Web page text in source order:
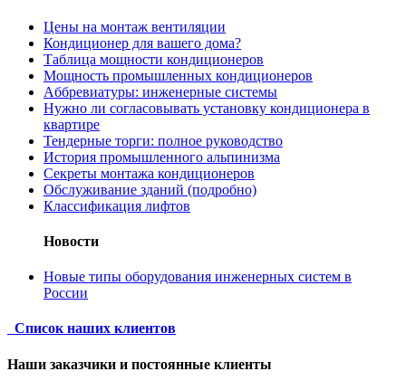
Цены на монтаж вентиляции
Кондиционер для вашего дома?
Таблица мощности кондиционеров
Мощность промышленных кондиционеров
Aббревиатуры: инженерные системы
Нужно ли согласовывать установку кондиционера в
квартире
Тендерные торги: полное руководство
История промышленного альпинизма
Секреты монтажа кондиционеров
Обслуживание зданий (подробно)
Классификация лифтов
Новости
Новые типы оборудования инженерных систем в
России
Список наших клиентов
Наши заказчики и постоянные клиенты